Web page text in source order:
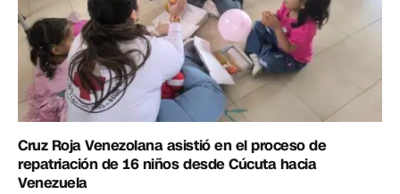
Cruz Roja Venezolana asistió en el proceso de
repatriación de 16 niños desde Cúcuta hacia
Venezuela